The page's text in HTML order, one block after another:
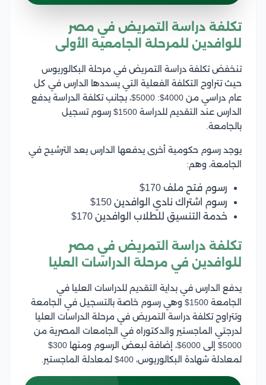
تكلفة دراسة التمريض في مصر
للوافدين للمرحلة الجامعية الأولى
تنخفض تكلفة دراسة التمريض في مرحلة البكالوريوس
حيث تتراوح التكلفة الفعلية التي يسددها الدارس في كل
عام دراسي من 4000$: 5000$، بجانب تكلفة الدراسة يدفع
الدارس عند التقديم للدراسة 1500$ رسوم تسجيل
بالجامعة.
يوجد رسوم حكومية أخرى يدفعها الدارس بعد الترشيح في
الجامعة، وهم:
رسوم فتح ملف 170$
رسوم اشتراك نادي الوافدين 150$
خدمة التنسيق للطلاب الوافدين 170$
تكلفة دراسة التمريض في مصر
للوافدين في مرحلة الدراسات العليا
يدفع الدارس في بداية التقديم للدراسات العليا في
الجامعة 1500$ وهي رسوم خاصة بالتسجيل في الجامعة
وتتراوح تكلفة دراسة التمريض في مرحلة الدراسات العليا
لدرجتي الماجستير والدكتوراه في الجامعات المصرية من
5000$ إلى 6000$، إضافة لبعض الرسوم ومنها 300$
لمعادلة شهادة البكالوريوس، 400$ لمعادلة الماجستير.